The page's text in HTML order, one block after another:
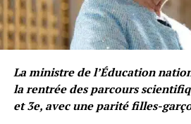
La ministre de l’Éducation
la rentrée des parcours
et 3e, avec une parité filles-